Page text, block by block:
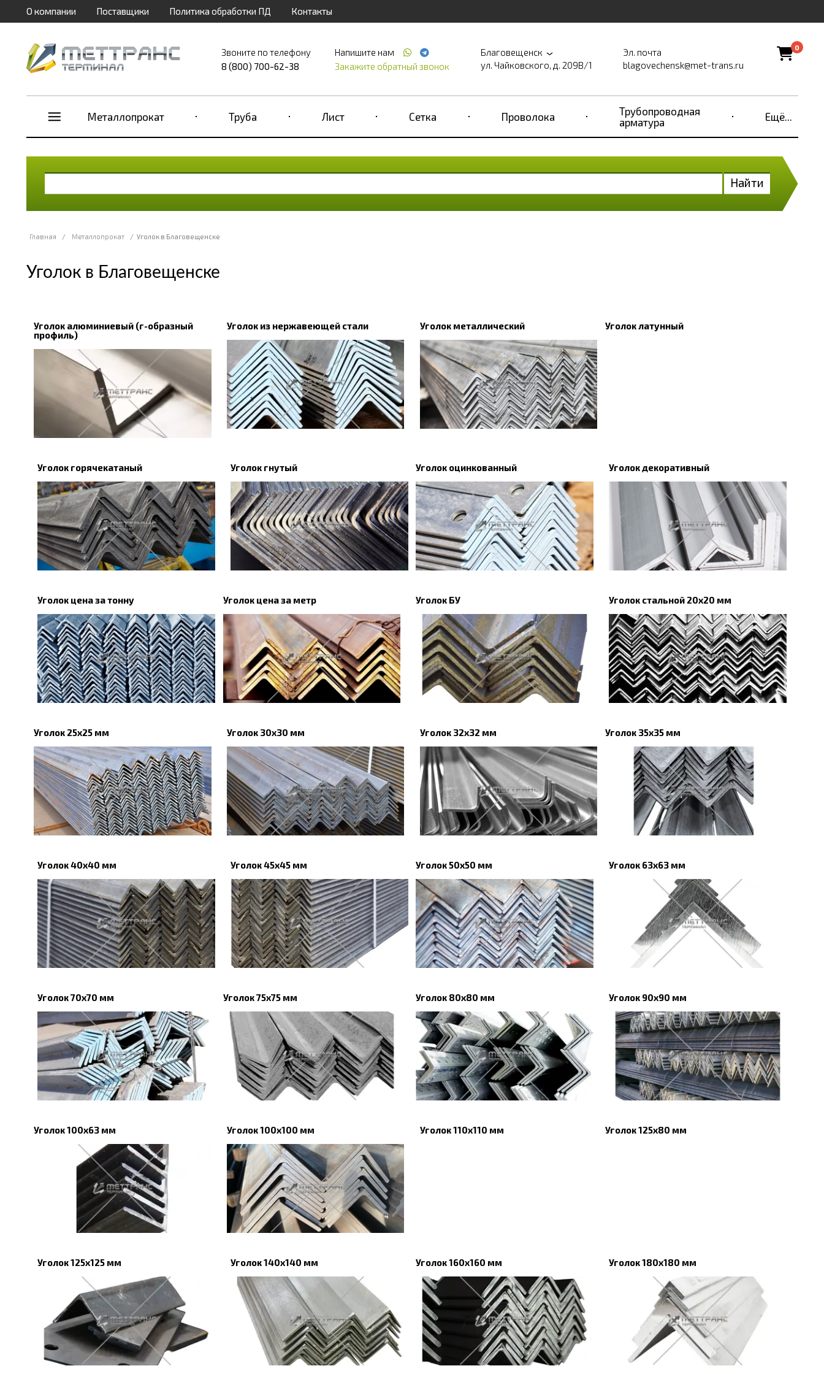
О компании Поставщики Политика обработки ПД Контакты
Звоните по телефону
8 (800) 700-62-38
Напишите нам
Закажите обратный звонок
Благовещенск
ул. Чайковского, д. 209В/1
Эл. почта
blagovechensk@met-trans.ru
0
Металлопрокат Труба Лист Сетка Проволока
Трубопроводная
арматура
Ещё...
Найти
Главная / Металлопрокат / Уголок в Благовещенске
Уголок в Благовещенске
Уголок алюминиевый (г-образный
профиль)
Уголок из нержавеющей стали Уголок металлический Уголок латунный
Уголок горячекатаный Уголок гнутый Уголок оцинкованный Уголок декоративный
Уголок цена за тонну Уголок цена за метр Уголок БУ Уголок стальной 20х20 мм
Уголок 25x25 мм Уголок 30x30 мм Уголок 32х32 мм Уголок 35х35 мм
Уголок 40x40 мм Уголок 45х45 мм Уголок 50x50 мм Уголок 63х63 мм
Уголок 70х70 мм Уголок 75х75 мм Уголок 80х80 мм Уголок 90x90 мм
Уголок 100х63 мм Уголок 100x100 мм Уголок 110х110 мм Уголок 125х80 мм
Уголок 125х125 мм Уголок 140х140 мм Уголок 160х160 мм Уголок 180х180 мм